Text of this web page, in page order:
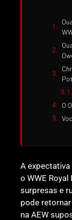
O
A
o WWE
surpresas e
pode
na AEW